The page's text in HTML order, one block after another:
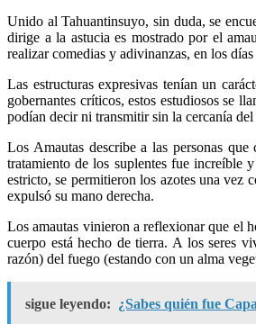
Unido al Tahuantinsuyo, sin duda, se
dirige a la astucia es mostrado por el
realizar comedias y adivinanzas, en los
Las estructuras expresivas tenían un
gobernantes críticos, estos estudiosos se
podían decir ni transmitir sin la cercanía del
Los Amautas describe a las personas
tratamiento de los suplentes fue increíble
estricto, se permitieron los azotes una vez
expulsó su mano derecha.
Los amautas vinieron a reflexionar que el
cuerpo está hecho de tierra. A los seres
razón) del fuego (estando con un alma
sigue leyendo: ¿Sabes quién fue